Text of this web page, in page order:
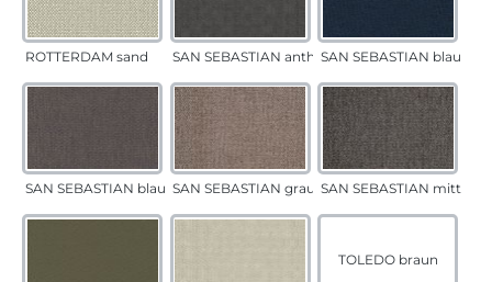
ROTTERDAM sand SAN SEBASTIAN anthrazitSAN SEBASTIAN blau
SAN SEBASTIAN blau-sandSAN SEBASTIAN grau-sandSAN SEBASTIAN
TOLEDO braun